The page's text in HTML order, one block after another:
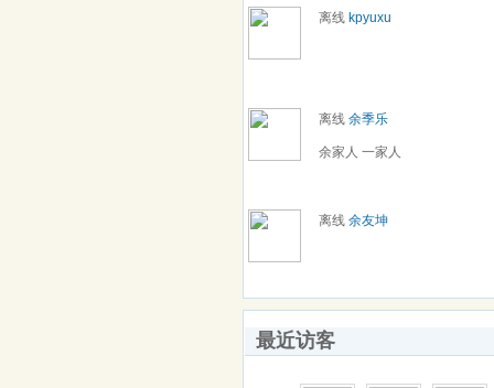
离线 kpyuxu
离线 余季乐
余家人 一家人
离线 余友坤
最近访客